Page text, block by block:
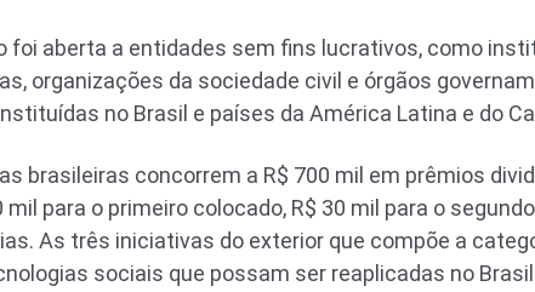
foi aberta a entidades sem fins lucrativos, como
organizações da sociedade civil e órgãos
no Brasil e países da América Latina e do
brasileiras concorrem a R$ 700 mil em prêmios
mil para o primeiro colocado, R$ 30 mil para o
As três iniciativas do exterior que compõe a
sociais que possam ser reaplicadas no